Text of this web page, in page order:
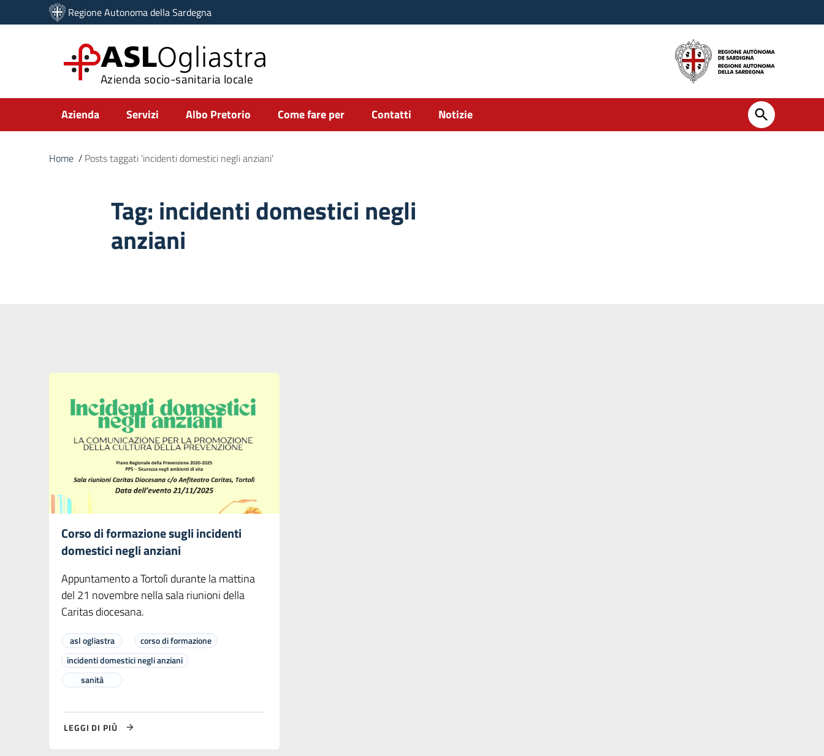
Vai ai contenuti
Vai al menu di navigazione
Regione Autonoma della Sardegna
ASLOgliastra
Azienda socio-sanitaria locale
Submenu
Azienda Servizi Albo Pretorio Come fare per Contatti Notizie
Home / Posts taggati 'incidenti domestici negli anziani'
Tag: incidenti domestici negli
anziani
Corso di formazione sugli incidenti
domestici negli anziani
Appuntamento a Tortolì durante la mattina
del 21 novembre nella sala riunioni della
Caritas diocesana.
asl ogliastra
corso di formazione
incidenti domestici negli anziani
sanità
LEGGI DI PIÙ